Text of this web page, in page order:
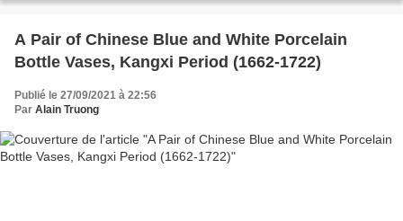
A Pair of Chinese Blue and White Porcelain
Bottle Vases, Kangxi Period (1662-1722)
Publié le 27/09/2021 à 22:56
Par Alain Truong